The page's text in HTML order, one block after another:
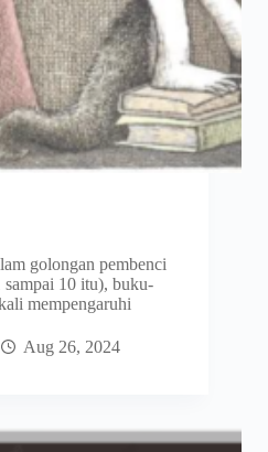
golongan pembenci
sampai 10 itu), buku-
mempengaruhi
Aug 26, 2024